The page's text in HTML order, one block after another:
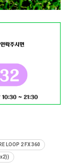
LOOP 2 FX 360